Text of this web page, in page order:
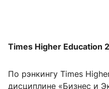
Times Higher Education
По рэнкингу Times
дисциплине «Бизнес и